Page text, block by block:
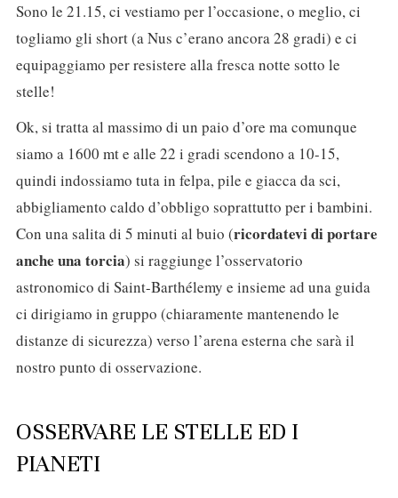
Sono le 21.15, ci vestiamo per l’occasione, o meglio, ci
togliamo gli short (a Nus c’erano ancora 28 gradi) e ci
equipaggiamo per resistere alla fresca notte sotto le
stelle!
Ok, si tratta al massimo di un paio d’ore ma comunque
siamo a 1600 mt e alle 22 i gradi scendono a 10-15,
quindi indossiamo tuta in felpa, pile e giacca da sci,
abbigliamento caldo d’obbligo soprattutto per i bambini.
Con una salita di 5 minuti al buio (ricordatevi di portare
anche una torcia) si raggiunge l’osservatorio
astronomico di Saint-Barthélemy e insieme ad una guida
ci dirigiamo in gruppo (chiaramente mantenendo le
distanze di sicurezza) verso l’arena esterna che sarà il
nostro punto di osservazione.
OSSERVARE LE STELLE ED I
PIANETI